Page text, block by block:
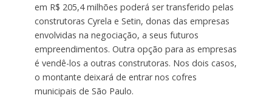
em R$ 205,4 milhões poderá ser transferido pelas
construtoras Cyrela e Setin, donas das empresas
envolvidas na negociação, a seus futuros
empreendimentos. Outra opção para as empresas
é vendê-los a outras construtoras. Nos dois casos,
o montante ​deixará de entrar nos cofres
municipais de São Paulo.